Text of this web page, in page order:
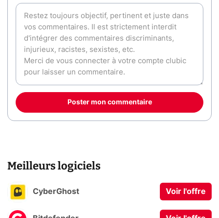
Poster mon commentaire
Meilleurs logiciels
CyberGhost Voir l'offre